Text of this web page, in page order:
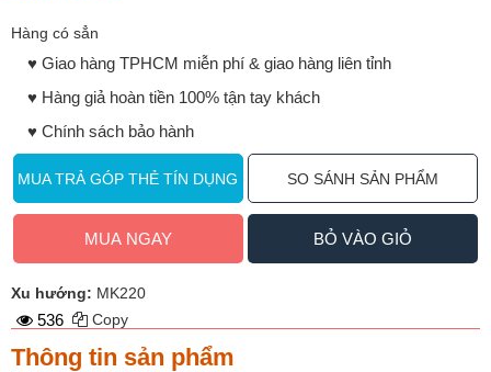
Hàng có sẳn
♥️ Giao hàng TPHCM miễn phí & giao hàng liên tỉnh
♥️ Hàng giả hoàn tiền 100% tận tay khách
♥️ Chính sách bảo hành
MUA TRẢ GÓP THẺ TÍN DỤNG SO SÁNH SẢN PHẨM
MUA NGAY BỎ VÀO GIỎ
Xu hướng: MK220
536 Copy
Thông tin sản phẩm